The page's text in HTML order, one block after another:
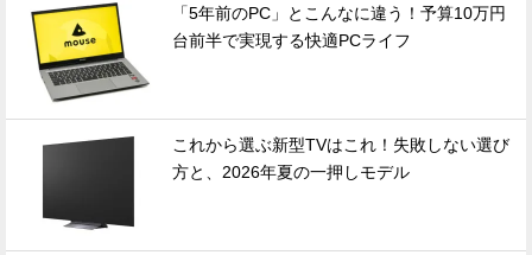
「5年前のPC」とこんなに違う！予算10万円
台前半で実現する快適PCライフ
これから選ぶ新型TVはこれ！失敗しない選び
方と、2026年夏の一押しモデル